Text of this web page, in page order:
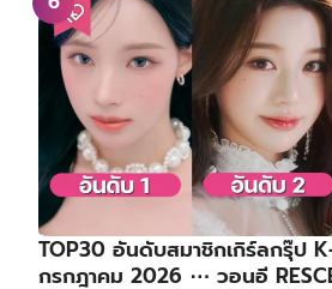
TOP30 อันดับสมาชิกเกิร์ลกรุ๊ป
กรกฎาคม 2026 ⋯ วอนอี